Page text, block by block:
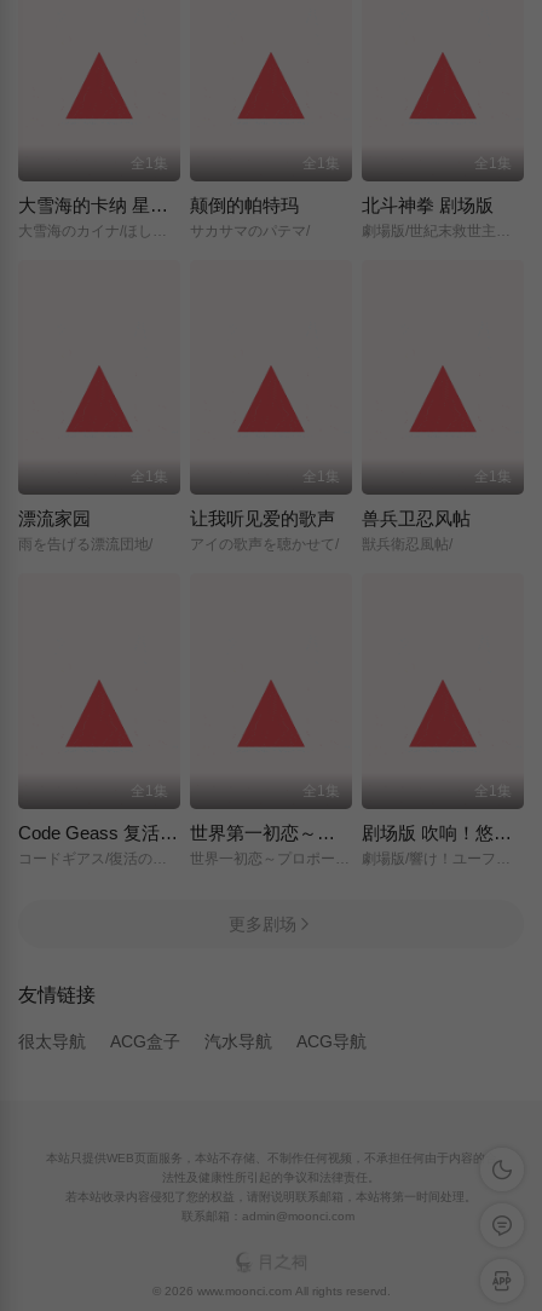
全1集
大雪海的卡纳 星之贤者
大雪海のカイナ/ほしのけんじゃ/
全1集
颠倒的帕特玛
サカサマのパテマ/
全1集
北斗神拳 剧场版
劇場版/世紀末救世主伝説/北斗の拳/
全1集
漂流家园
雨を告げる漂流団地/
全1集
让我听见爱的歌声
アイの歌声を聴かせて/
全1集
兽兵卫忍风帖
獣兵衛忍風帖/
全1集
Code Geass 复活的鲁路修
全1集
世界第一初恋～求婚篇～
全1集
剧场版 吹响！悠风号～想要传达的旋律～
更多剧场
友情链接
很太导航 ACG盒子 汽水导航 ACG导航
深色模
留言反
APP下
本站只提供WEB页面服务，本站不存储、不制作任何视频，不承担任何由于内容的合
法性及健康性所引起的争议和法律责任。
若本站收录内容侵犯了您的权益，请附说明联系邮箱，本站将第一时间处理。
联系邮箱：admin@moonci.com
© 2026 www.moonci.com All rights reservd.